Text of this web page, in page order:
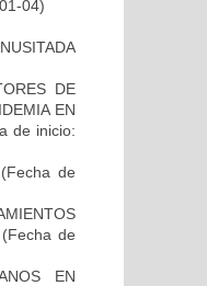
04)
DE
EN
de inicio:
(Fecha de
de
EN